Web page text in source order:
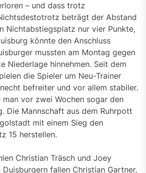
– und dass trotz
beträgt der Abstand
Nichtabstiegsplatz nur vier Punkte,
könnte den Anschluss
mussten am Montag gegen
Niederlage hinnehmen. Seit dem
die Spieler um Neu-Trainer
befreiter und vor allem stabiler.
man vor zwei Wochen sogar den
Die Mannschaft aus dem Ruhrpott
mit einem Sieg den
15 herstellen.
Christian Träsch und Joey
fallen Christian Gartner,